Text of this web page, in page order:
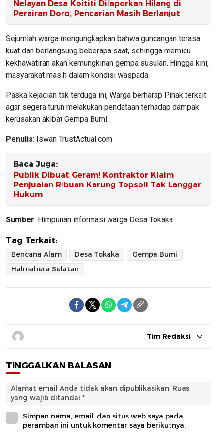
Nelayan Desa Koititi Dilaporkan Hilang di
Perairan Doro, Pencarian Masih Berlanjut
Sejumlah warga mengungkapkan bahwa guncangan terasa
kuat dan berlangsung beberapa saat, sehingga memicu
kekhawatiran akan kemungkinan gempa susulan. Hingga kini,
masyarakat masih dalam kondisi waspada.
Paska kejadian tak terduga ini, Warga berharap Pihak terkait
agar segera turun melakukan pendataan terhadap dampak
kerusakan akibat Gempa Bumi.
Penulis: Iswan TrustActual.com
Baca Juga:
Publik Dibuat Geram! Kontraktor Klaim
Penjualan Ribuan Karung Topsoil Tak Langgar
Hukum
Sumber: Himpunan informasi warga Desa Tokaka
Tag Terkait:
Bencana Alam Desa Tokaka
Gempa Bumi
Halmahera Selatan
Tim Redaksi
TINGGALKAN BALASAN
Alamat email Anda tidak akan dipublikasikan. Ruas
yang wajib ditandai *
Simpan nama, email, dan situs web saya pada
peramban ini untuk komentar saya berikutnya.